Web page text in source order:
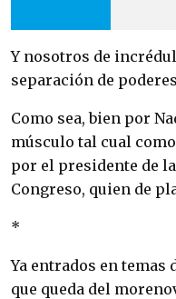
Y nosotros de
separación de
Como sea, bien por
músculo tal cual
por el presidente de
Congreso, quien de
*
Ya entrados en temas
que queda del